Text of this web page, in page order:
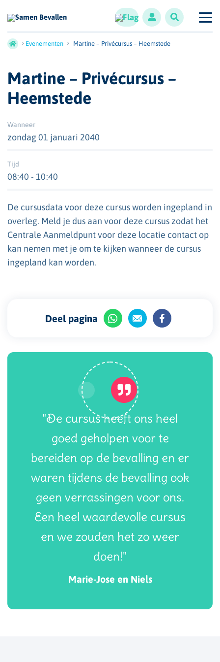
Evenementen Martine – Privécursus – Heemstede
Martine – Privécursus –
Heemstede
Wanneer
zondag 01 januari 2040
Tijd
08:40 - 10:40
De cursusdata voor deze cursus worden ingepland in
overleg. Meld je dus aan voor deze cursus zodat het
Centrale Aanmeldpunt voor deze locatie contact op
kan nemen met je om te kijken wanneer de cursus
ingepland kan worden.
Deel pagina
"De cursus heeft ons heel
goed geholpen voor te
bereiden op de bevalling en er
waren tijdens de bevalling ook
geen verrassingen voor ons.
Een heel waardevolle cursus
en we zouden het zo weer
doen!"
Marie-Jose en Niels